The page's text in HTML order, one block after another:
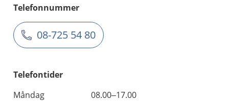
Telefonnummer
08-725 54 80
Telefontider
Måndag
08.00–17.00